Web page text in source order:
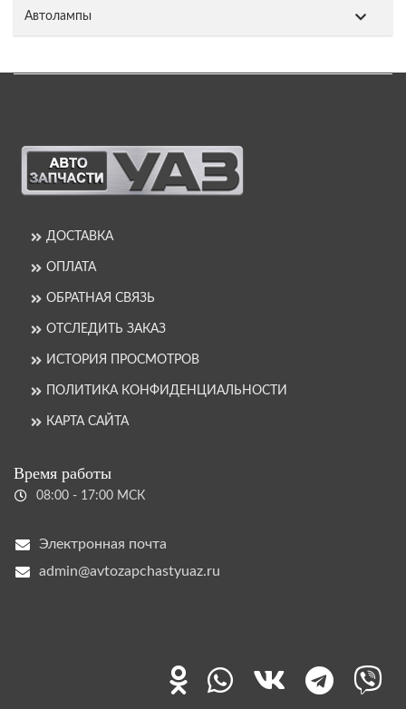
Автолампы
ДОСТАВКА
ОПЛАТА
ОБРАТНАЯ СВЯЗЬ
ОТСЛЕДИТЬ ЗАКАЗ
ИСТОРИЯ ПРОСМОТРОВ
ПОЛИТИКА КОНФИДЕНЦИАЛЬНОСТИ
КАРТА САЙТА
Время работы
08:00 - 17:00 МСК
Электронная почта
admin@avtozapchastyuaz.ru